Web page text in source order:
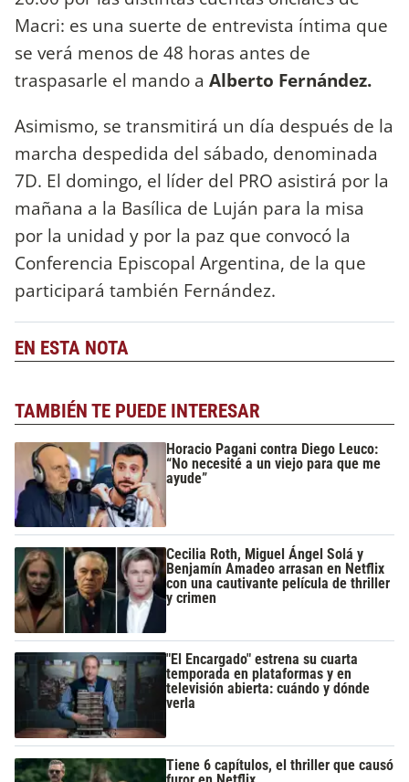
Macri: es una suerte de entrevista íntima que
se verá menos de 48 horas antes de
traspasarle el mando a Alberto Fernández.
Asimismo, se transmitirá un día después de la
marcha despedida del sábado, denominada
7D. El domingo, el líder del PRO asistirá por la
mañana a la Basílica de Luján para la misa
por la unidad y por la paz que convocó la
Conferencia Episcopal Argentina, de la que
participará también Fernández.
EN ESTA NOTA
TAMBIÉN TE PUEDE INTERESAR
Horacio Pagani contra Diego Leuco:
“No necesité a un viejo para que me
ayude”
Cecilia Roth, Miguel Ángel Solá y
Benjamín Amadeo arrasan en Netflix
con una cautivante película de thriller
y crimen
"El Encargado" estrena su cuarta
temporada en plataformas y en
televisión abierta: cuándo y dónde
verla
Tiene 6 capítulos, el thriller que causó